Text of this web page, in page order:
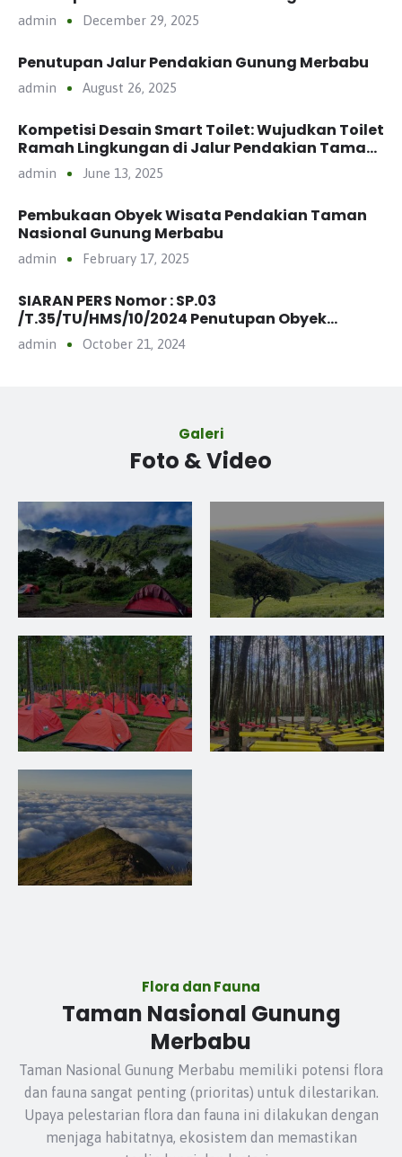
admin December 29, 2025
Penutupan Jalur Pendakian Gunung Merbabu
admin August 26, 2025
Kompetisi Desain Smart Toilet: Wujudkan Toilet
Ramah Lingkungan di Jalur Pendakian Taman
Nasional
admin June 13, 2025
Pembukaan Obyek Wisata Pendakian Taman
Nasional Gunung Merbabu
admin February 17, 2025
SIARAN PERS Nomor : SP.03
/T.35/TU/HMS/10/2024 Penutupan Obyek
Wisata Pendakian Taman Nasional Gunung
Merbabu
admin October 21, 2024
Galeri
Foto & Video
Flora dan Fauna
Taman Nasional Gunung
Merbabu
Taman Nasional Gunung Merbabu memiliki potensi flora
dan fauna sangat penting (prioritas) untuk dilestarikan.
Upaya pelestarian flora dan fauna ini dilakukan dengan
menjaga habitatnya, ekosistem dan memastikan